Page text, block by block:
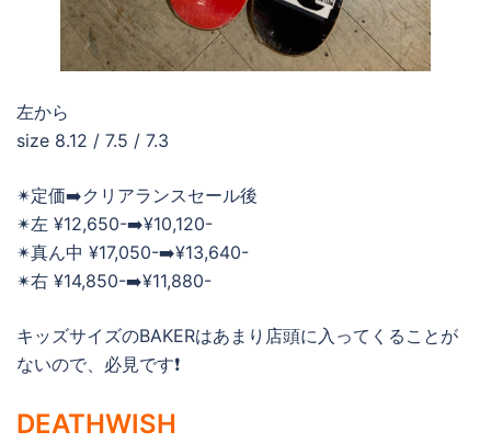
左から
size 8.12 / 7.5 / 7.3
✴︎定価➡️クリアランスセール後
✴︎左 ¥12,650-➡️¥10,120-
✴︎真ん中 ¥17,050-➡️¥13,640-
✴︎右 ¥14,850-➡️¥11,880-
キッズサイズのBAKERはあまり店頭に入ってくることが
ないので、必見です❗️
DEATHWISH